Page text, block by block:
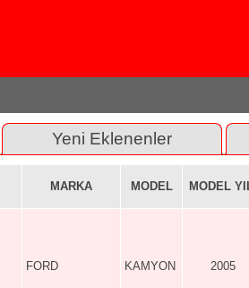
Yeni Eklenenler
MARKA MODEL MODEL
FORD KAMYON 2005